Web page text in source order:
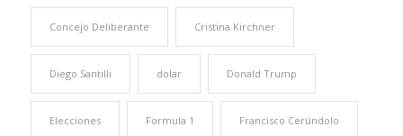
Concejo Deliberante Cristina Kirchner
Diego Santilli dolar Donald Trump
Elecciones Formula 1 Francisco Cerúndolo